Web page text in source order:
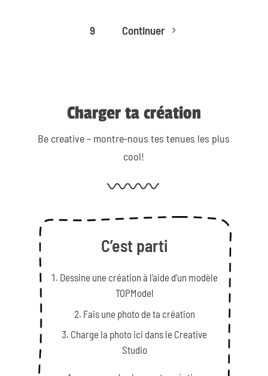
9 Continuer 5
Charger ta création
Be creative – montre-nous tes tenues les plus
cool!
C’est parti
Dessine une création à l’aide d’un modèle
TOPModel
Fais une photo de ta création
Charge la photo ici dans le Creative
Studio